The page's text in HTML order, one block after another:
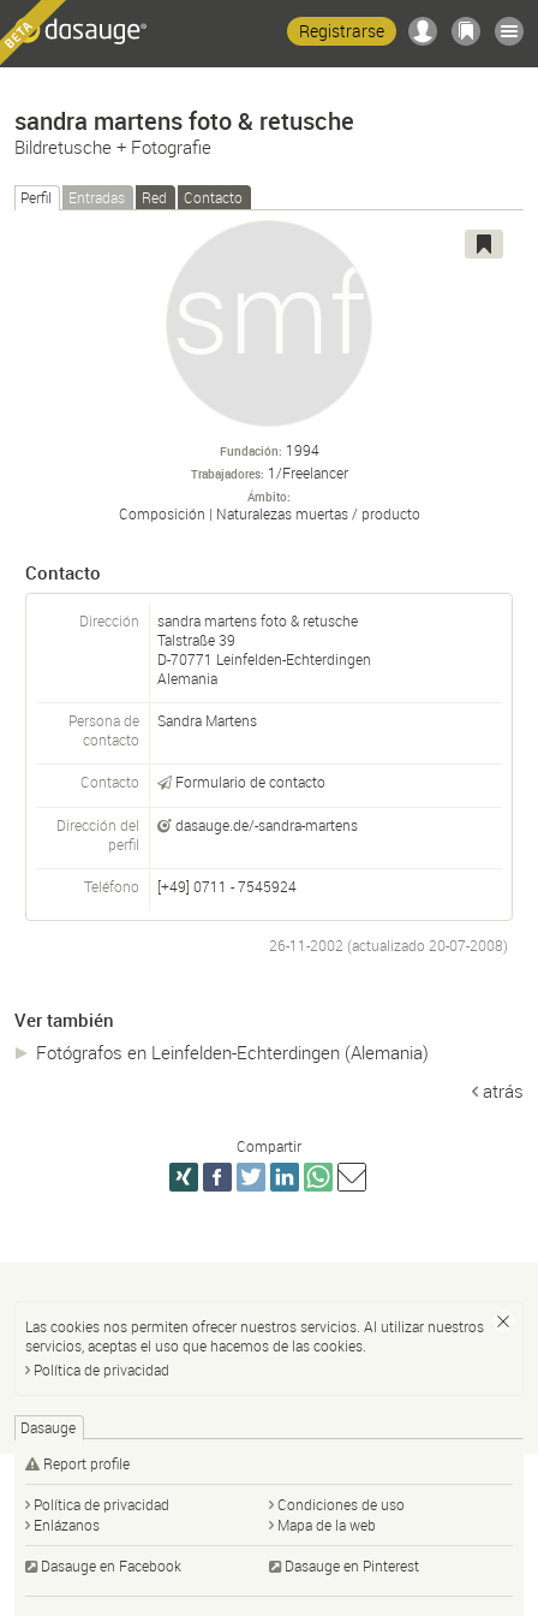
Registrarse
sandra martens foto & retusche
Bildretusche + Fotografie
Perfil Entradas Red Contacto
Fundación 1994
Trabajadores 1/Freelancer
Ámbito
Composición Naturalezas muertas /producto
Contacto
Dirección
sandra martens foto & retusche
Talstraße 39
D-70771 Leinfelden-Echterdingen
Alemania
Persona de
contacto
Sandra Martens
Contacto Formulario de contacto
Dirección del
perfil
dasauge.de/-sandra-martens
Teléfono [+49] 0711 - 7545924
26-11-2002 (actualizado 20-07-2008)
Ver también
Fotógrafos en Leinfelden-Echterdingen (Alemania)
atrás
Compartir
Las cookies nos permiten ofrecer nuestros servicios. Al utilizar nuestros
servicios, aceptas el uso que hacemos de las cookies.
Política de privacidad
Dasauge
Report profile
Política de privacidad
Condiciones de uso
Enlázanos
Mapa de la web
Dasauge en Facebook Dasauge en Pinterest